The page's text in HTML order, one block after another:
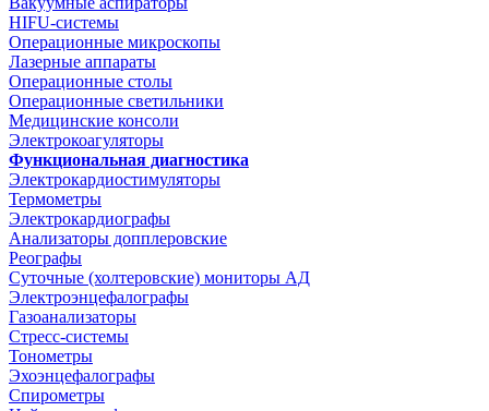
HIFU-системы
Операционные микроскопы
Лазерные аппараты
Операционные столы
Операционные светильники
Медицинские консоли
Электрокоагуляторы
Функциональная диагностика
Электрокардиостимуляторы
Термометры
Электрокардиографы
Анализаторы допплеровские
Реографы
Суточные (холтеровские) мониторы АД
Электроэнцефалографы
Газоанализаторы
Стресс-системы
Тонометры
Эхоэнцефалографы
Спирометры